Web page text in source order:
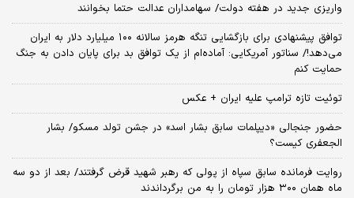
واریزی جدید در هفته دولت/ سهامداران عدالت حتما بخوانند
توافق پیشنهادی برای بازگشایی تنگه هرمز سالانه ۱۰۰ میلیارد دلار به ایران
می‌دهد!/ سناتور آمریکایی: آماده‌ام از یک توافق بد برای پایان دادن به جنگ
حمایت کنم
توئیت تازه ترامپ علیه ایران + عکس
حضور جنجالی «دیپلمات سابق بشار اسد» در جشن تولد مسکو/ بشار
الجعفری کیست؟
روایت فرمانده سابق سپاه از پولی که رهبر شهید قرض گرفتند/ بعد از دو سه
ماه همان ۳۰۰ هزار تومان را به من برگرداندند